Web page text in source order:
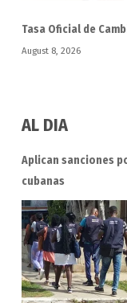
Tasa Oficial de
August 8, 2026
AL DIA
Aplican sanciones
cubanas